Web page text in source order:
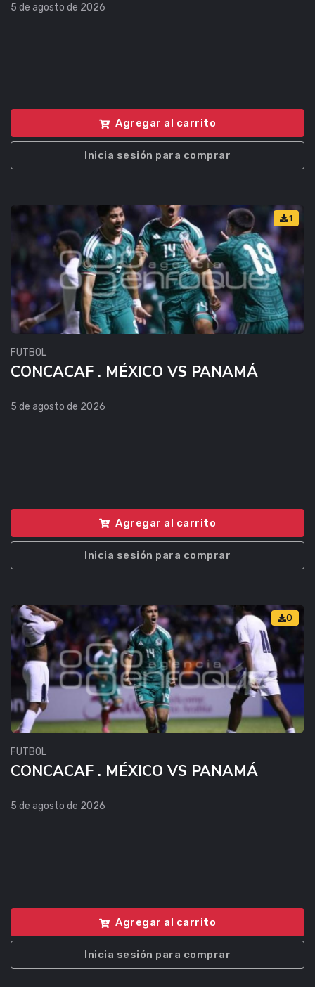
5 de agosto de 2026
Agregar al carrito
Inicia sesión para comprar
1
FUTBOL
CONCACAF . MÉXICO VS PANAMÁ
5 de agosto de 2026
Agregar al carrito
Inicia sesión para comprar
0
FUTBOL
CONCACAF . MÉXICO VS PANAMÁ
5 de agosto de 2026
Agregar al carrito
Inicia sesión para comprar